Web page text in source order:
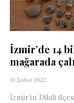
İzmir’de 14
mağarada
18 Şubat 2022
İzmir’in Dikili